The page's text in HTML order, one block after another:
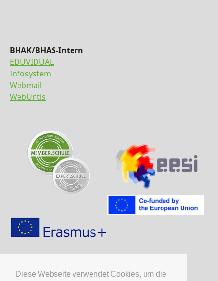
Diese Webseite verwendet Cookies, um die
BHAK/BHAS-Intern
EDUVIDUAL
Infosystem
Webmail
WebUntis